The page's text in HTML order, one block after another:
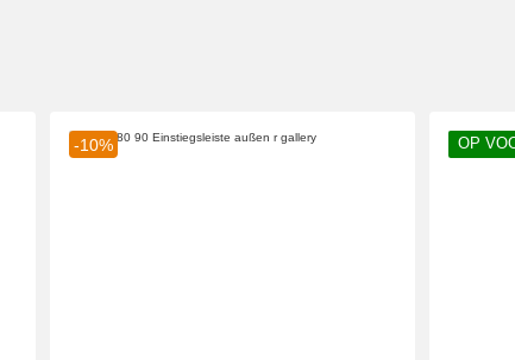
-10% OP